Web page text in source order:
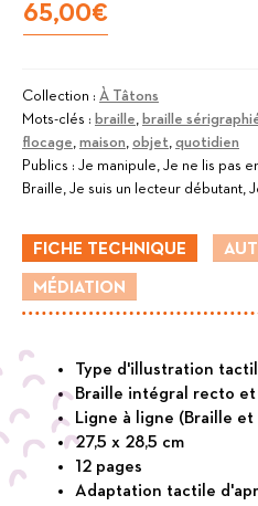
65,00€
Collection : À Tâtons
Mots-clés : braille, braille
flocage, maison, objet, quotidien
Publics : Je manipule, Je ne lis pas
Braille, Je suis un lecteur débutant,
FICHE TECHNIQUE
MÉDIATION
Type d'illustration
Braille intégral recto et
Ligne à ligne (Braille
27,5 x 28,5 cm
12 pages
Adaptation tactile